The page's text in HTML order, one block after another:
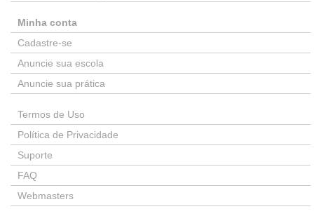
Minha conta
Cadastre-se
Anuncie sua escola
Anuncie sua prática
Termos de Uso
Política de Privacidade
Suporte
FAQ
Webmasters